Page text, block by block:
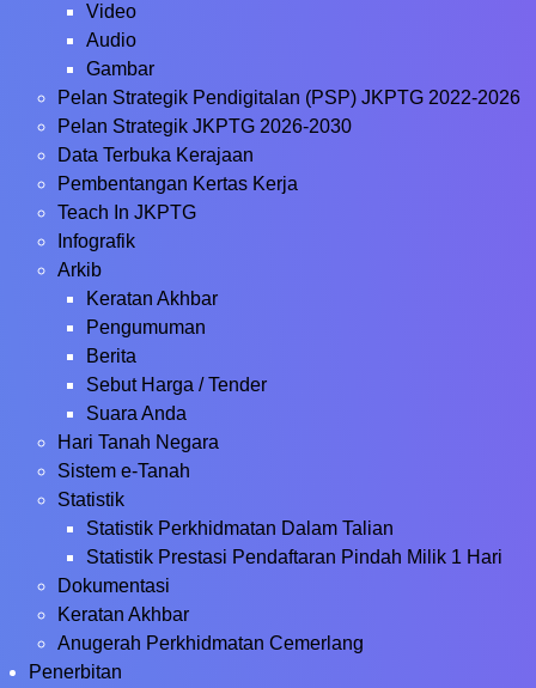
Video
Audio
Gambar
Pelan Strategik Pendigitalan (PSP) JKPTG 2022-2026
Pelan Strategik JKPTG 2026-2030
Data Terbuka Kerajaan
Pembentangan Kertas Kerja
Teach In JKPTG
Infografik
Arkib
Keratan Akhbar
Pengumuman
Berita
Sebut Harga / Tender
Suara Anda
Hari Tanah Negara
Sistem e-Tanah
Statistik
Statistik Perkhidmatan Dalam Talian
Statistik Prestasi Pendaftaran Pindah Milik 1 Hari
Dokumentasi
Keratan Akhbar
Anugerah Perkhidmatan Cemerlang
Penerbitan